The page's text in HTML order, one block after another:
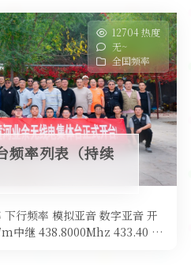
12704 热度
无~
全国频率
频率列表（持续
行频率 模拟亚音 数字亚音 开
中继 438.8000Mhz 433.40 …